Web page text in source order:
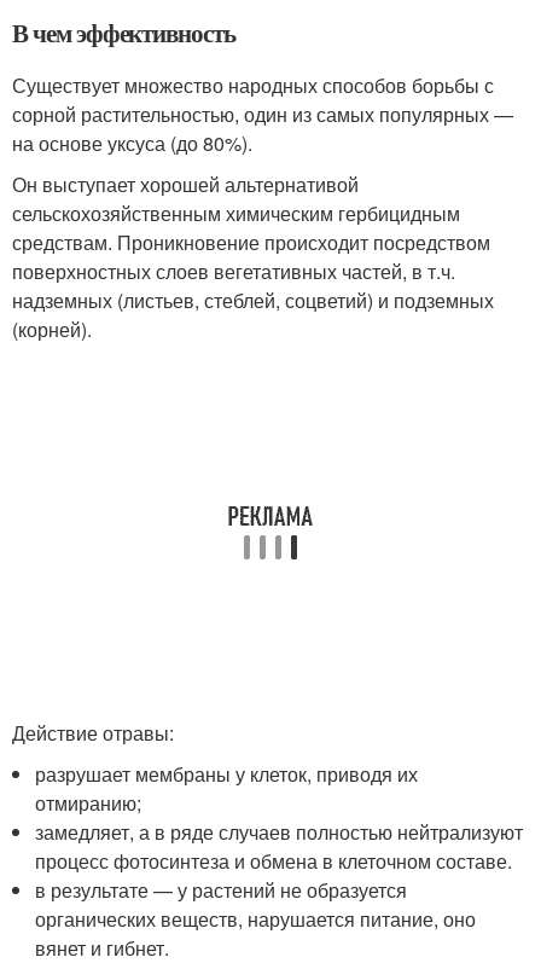
В чем эффективность
Существует множество народных способов борьбы с
сорной растительностью, один из самых популярных —
на основе уксуса (до 80%).
Он выступает хорошей альтернативой
сельскохозяйственным химическим гербицидным
средствам. Проникновение происходит посредством
поверхностных слоев вегетативных частей, в т.ч.
надземных (листьев, стеблей, соцветий) и подземных
(корней).
Действие отравы:
разрушает мембраны у клеток, приводя их
отмиранию;
замедляет, а в ряде случаев полностью нейтрализуют
процесс фотосинтеза и обмена в клеточном составе.
в результате — у растений не образуется
органических веществ, нарушается питание, оно
вянет и гибнет.